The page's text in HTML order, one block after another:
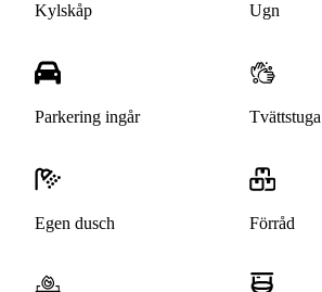
Kylskåp Ugn
Parkering ingår Tvättstuga
Egen dusch Förråd